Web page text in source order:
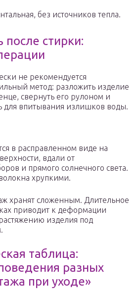
без источников тепла.
после стирки:
не рекомендуется
метод: разложить изделие
свернуть его рулоном и
для впитывания излишков воды.
в расправленном виде на
вдали от
и прямого солнечного света.
хрупкими.
хранят сложенным. Длительное
приводит к деформации
изделия под
таблица:
разных
при уходе»